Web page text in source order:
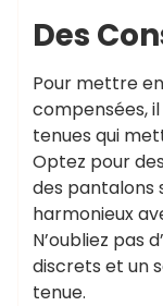
Des
Pour mettre
compensées,
tenues qui
Optez pour
des pantalons
harmonieux
N’oubliez pas
discrets et un
tenue.